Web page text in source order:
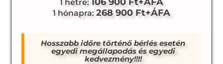
1 hétre:
1 hónapra: 268 900 Ft+ÁFA
Hosszabb időre történő bérlés esetén
egyedi megállapodás és egyedi
kedvezmény!!!!